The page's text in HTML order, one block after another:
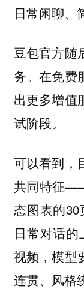
日常闲聊、
豆包官方随
务。在免费
出更多增值
试阶段。
可以看到，
共同特征
态图表的
日常对话
视频，模型
连贯、风格